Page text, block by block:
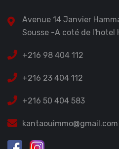
Avenue 14 Janvier
Sousse -A coté de l'hotel
+216 98 404 112
+216 23 404 112
+216 50 404 583
kantaouimmo@gmail.com